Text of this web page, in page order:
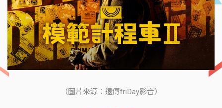
（圖片來源：遠傳friDay影音）